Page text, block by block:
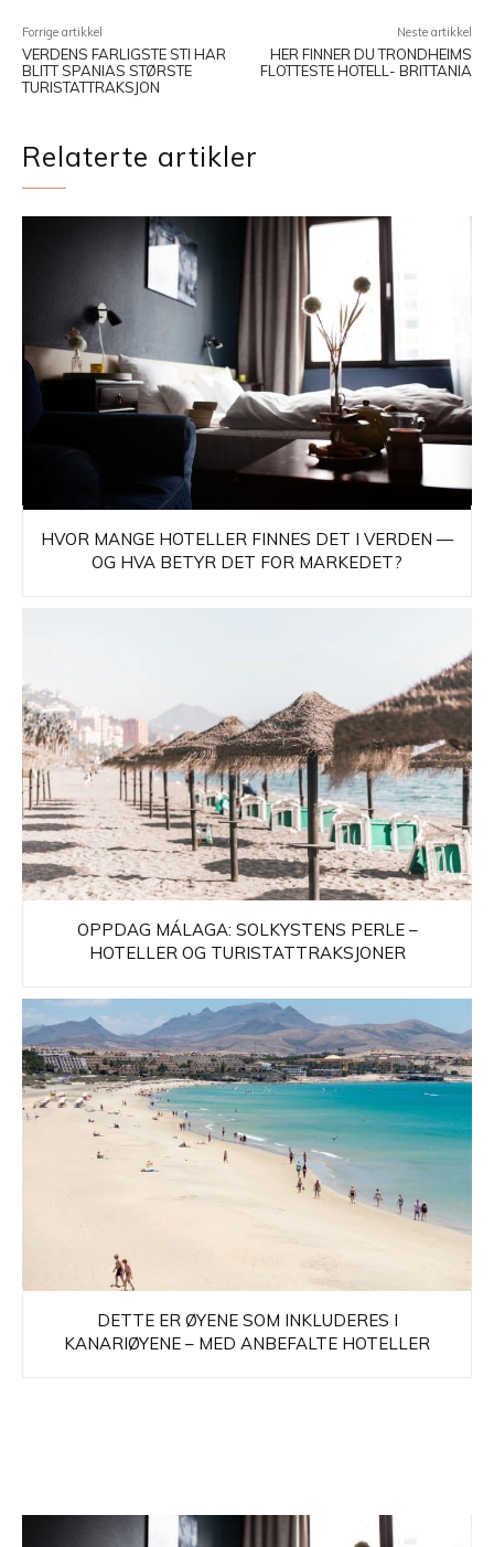
Forrige artikkel
VERDENS FARLIGSTE STI HAR
BLITT SPANIAS STØRSTE
TURISTATTRAKSJON
Neste artikkel
HER FINNER DU TRONDHEIMS
FLOTTESTE HOTELL- BRITTANIA
Relaterte artikler
HVOR MANGE HOTELLER FINNES DET I VERDEN —
OG HVA BETYR DET FOR MARKEDET?
OPPDAG MÁLAGA: SOLKYSTENS PERLE –
HOTELLER OG TURISTATTRAKSJONER
DETTE ER ØYENE SOM INKLUDERES I
KANARIØYENE – MED ANBEFALTE HOTELLER